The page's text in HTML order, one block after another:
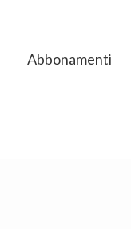
Abbonamenti